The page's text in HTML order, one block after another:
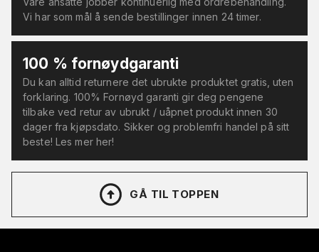
Vi har som mål å sende bestillinger innen 24 timer.
100 % fornøydgaranti
Du kan alltid returnere det ubrukte produktet gratis, uten
forklaring. 100% Fornøyd garanti gir deg pengene
tilbake ved retur av ubrukt / uåpnet produkt innen 30
dager fra kjøpsdato. Sikker og problemfri handel på sitt
beste! Les mer her!
GÅ TIL TOPPEN